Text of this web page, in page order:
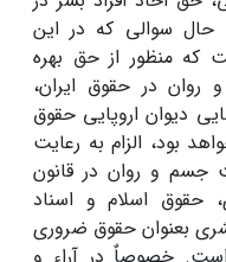
سوالی که در این
منظور از حق بهره
در حقوق ایران،
دیوان اروپایی حقوق
بود، الزام به رعایت
جسم و روان در قانون
حقوق اسلام و اسناد
بعنوان حقوق ضروری